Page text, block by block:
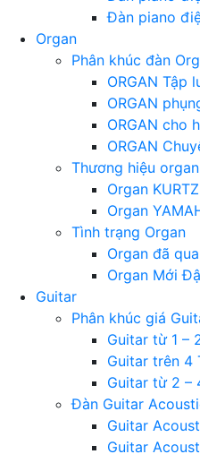
Đàn piano
Organ
Phân khúc đàn
ORGAN Tập
ORGAN
ORGAN cho
ORGAN
Thương hiệu organ
Organ
Organ
Tình trạng Organ
Organ đã
Organ Mới
Guitar
Phân khúc giá
Guitar từ 1 –
Guitar trên 4
Guitar từ 2 –
Đàn Guitar
Guitar
Guitar